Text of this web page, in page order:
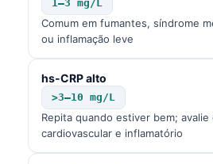
1–3 mg/L
Comum em fumantes, síndrome
ou inflamação leve
hs-CRP alto
>3–10 mg/L
Repita quando estiver bem;
cardiovascular e inflamatório